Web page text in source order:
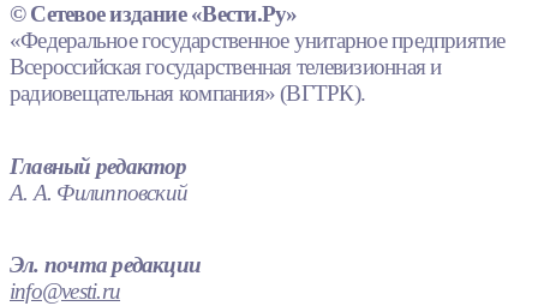
© Сетевое издание «Вести.Ру»
«Федеральное государственное унитарное предприятие
Всероссийская государственная телевизионная и
радиовещательная компания» (ВГТРК).
Главный редактор
А. А. Филипповский
Эл. почта редакции
info@vesti.ru